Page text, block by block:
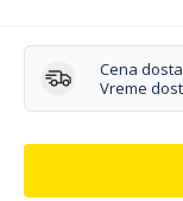
Cena
Vreme